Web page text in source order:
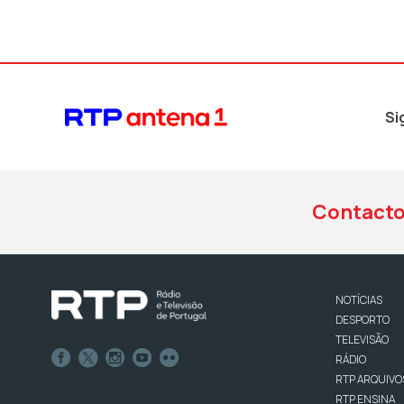
NOTÍCIAS
DESPORTO
TELEVISÃO
RÁDIO
RTP
RTP ENSINA